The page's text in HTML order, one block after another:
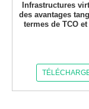
Infrastructures
des avantages
termes de TCO et